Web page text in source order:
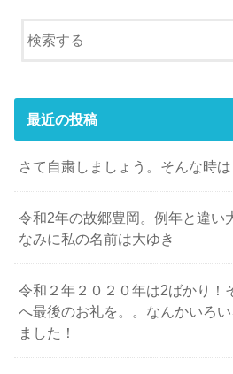
最近の投稿
さて自粛しましょう。そんな時
令和2年の故郷豊岡。例年と違い
なみに私の名前は大ゆき
令和２年２０２０年は2ばかり！
へ最後のお礼を。。なんかいろ
ました！